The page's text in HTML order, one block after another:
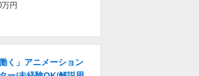
円
く」アニメーション